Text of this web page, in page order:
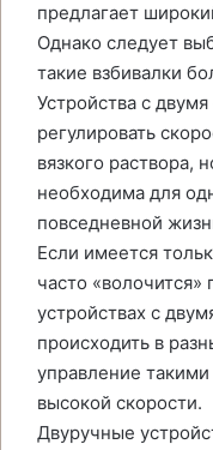
предлагает
Однако следует
такие взбивалки
Устройства с
регулировать
вязкого раствора,
необходима для
повседневной
Если имеется
часто «волочится»
устройствах с
происходить в
управление
высокой скорости.
Двуручные